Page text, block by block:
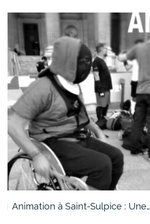
Animation à Saint-Sulpice : Une…